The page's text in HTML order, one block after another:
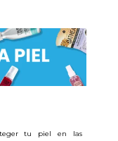
tu piel en las